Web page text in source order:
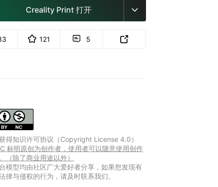
Creality Print 打开 
121  5 
得知识许可协议（Copyright License 4.0）
标明原创为创作者，使用者可以随意使用创作
（除了商业用途以外）
模型均由社区广大爱好者分享，如果您发现有
律与侵权的行为，请及时联系我们。